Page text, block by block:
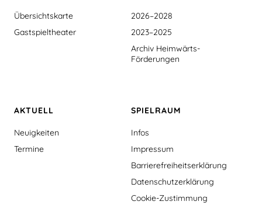
Übersichtskarte
Gastspieltheater
2026–2028
2023–2025
Archiv Heimwärts-
Förderungen
AKTUELL
Neuigkeiten
Termine
SPIELRAUM
Infos
Impressum
Barrierefreiheitserklärung
Datenschutzerklärung
Cookie-Zustimmung